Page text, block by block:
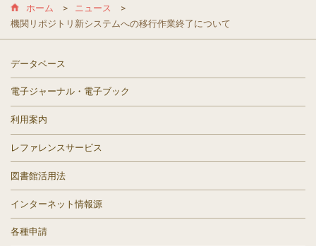
ホーム
ニュース
機関リポジトリ新システムへの移行作業終了について
データベース
電子ジャーナル・電子ブック
利用案内
レファレンスサービス
図書館活用法
インターネット情報源
各種申請